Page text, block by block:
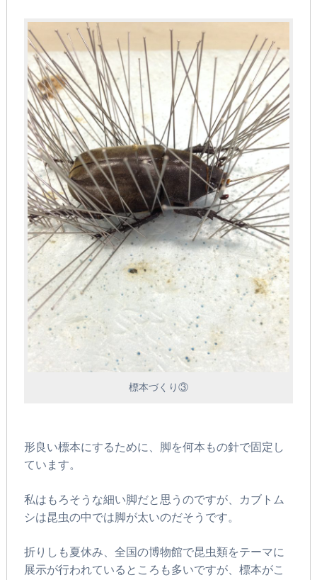
標本づくり③
形良い標本にするために、脚を何本もの針で固定し
ています。
私はもろそうな細い脚だと思うのですが、カブトム
シは昆虫の中では脚が太いのだそうです。
折りしも夏休み、全国の博物館で昆虫類をテーマに
展示が行われているところも多いですが、標本がこ